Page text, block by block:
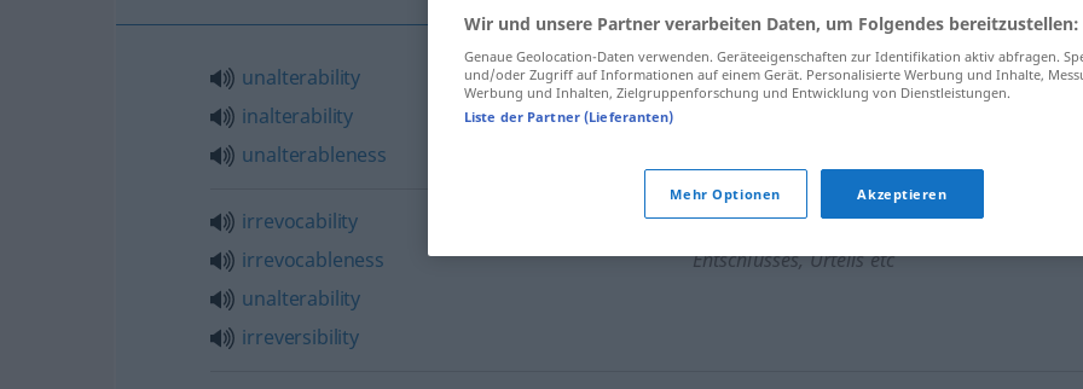
unalterability
inalterability
unalterableness
Unabänderlichkeit einer Tatsache,
irrevocability
irrevocableness
unalterability
irreversibility
Unabänderlichkeiteines
Entschlusses, Urteils etc
Wir und unsere Partner verarbeiten Daten, um Folgendes bereitzustellen:
Genaue Geolocation-Daten verwenden. Geräteeigenschaften zur Identifikation aktiv abfragen.
und/oder Zugriff auf Informationen auf einem Gerät. Personalisierte Werbung und Inhalte,
Werbung und Inhalten, Zielgruppenforschung und Entwicklung von Dienstleistungen.
Liste der Partner (Lieferanten)
Mehr Optionen Akzeptieren